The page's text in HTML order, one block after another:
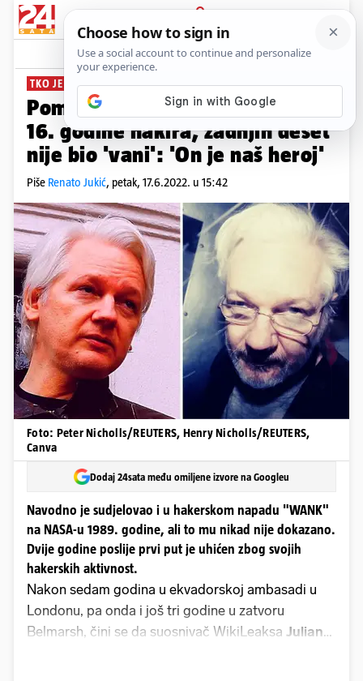
PRIJAVA
News Komentari
TKO JE JULIAN ASSANGE? PLUS+
Pomagao je hvatati pedofile, od
16. godine hakira, zadnjih deset
nije bio 'vani': 'On je naš heroj'
Piše Renato Jukić, petak, 17.6.2022. u 15:42
Foto: Peter Nicholls/REUTERS, Henry Nicholls/REUTERS,
Canva
Dodaj 24sata među omiljene izvore na Googleu
Navodno je sudjelovao i u hakerskom napadu "WANK"
na NASA-u 1989. godine, ali to mu nikad nije dokazano.
Dvije godine poslije prvi put je uhićen zbog svojih
hakerskih aktivnost.
Nakon sedam godina u ekvadorskoj ambasadi u
Londonu, pa onda i još tri godine u zatvoru
Belmarsh, čini se da suosnivač WikiLeaksa Julian